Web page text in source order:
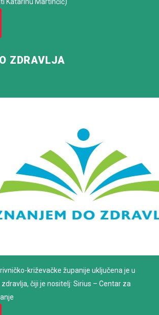
ZDRAVLJA
križevačke županije uključena je u
čiji je nositelj: Sirius – Centar za